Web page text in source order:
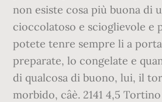
non esiste cosa più buona di
cioccolatoso e scioglievole e
potete tenre sempre li a
preparate, lo congelate e
di qualcosa di buono, lui, il
morbido, câè. 2141 4,5